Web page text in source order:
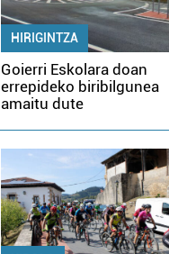
HIRIGINTZA
Goierri Eskolara doan
errepideko biribilgunea
amaitu dute